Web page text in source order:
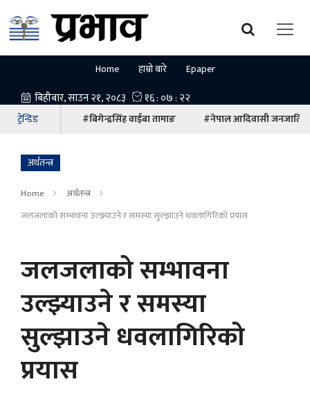
Home हाम्रो बारे Epaper
ट्रेन्डिङ #बिगेन्द्रसिंह वाईबा तामाङ #नेपाल आदिवासी जनजाति
अर्थतन्त्र
Home
अर्थतन्त्र
जलजलाको सम्भावना उल्झ्याउने र समस्या सुल्झाउने धवलागिरिको प्रयास
जलजलाको सम्भावना
उल्झ्याउने र समस्या
सुल्झाउने धवलागिरिको
प्रयास